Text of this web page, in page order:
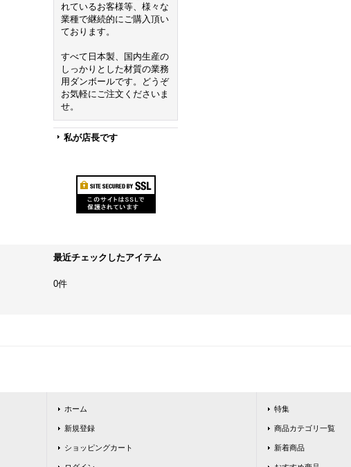
れているお客様等、様々な
業種で継続的にご購入頂い
ております。
すべて日本製、国内生産の
しっかりとした材質の業務
用ダンボールです。どうぞ
お気軽にご注文くださいま
せ。
私が店長です
最近チェックしたアイテム
0件
ホーム
新規登録
ショッピングカート
特集
商品カテゴリ一覧
新着商品